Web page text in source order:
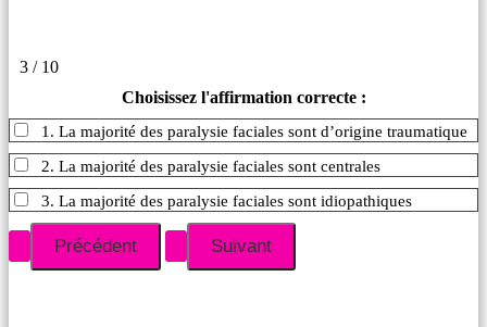
3 / 10
Choisissez l'affirmation correcte :
1. La majorité des paralysie faciales sont d’origine traumatique
2. La majorité des paralysie faciales sont centrales
3. La majorité des paralysie faciales sont idiopathiques